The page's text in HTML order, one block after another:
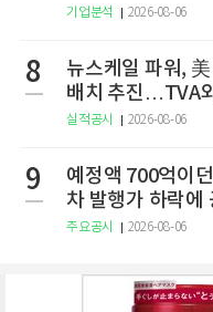
기업분석 2026-08-06
8
뉴스케일 파워,
배치 추진…TVA
실적공시 2026-08-06
9
예정액 700억이
차 발행가 하락에
로 축소
주요공시 2026-08-06